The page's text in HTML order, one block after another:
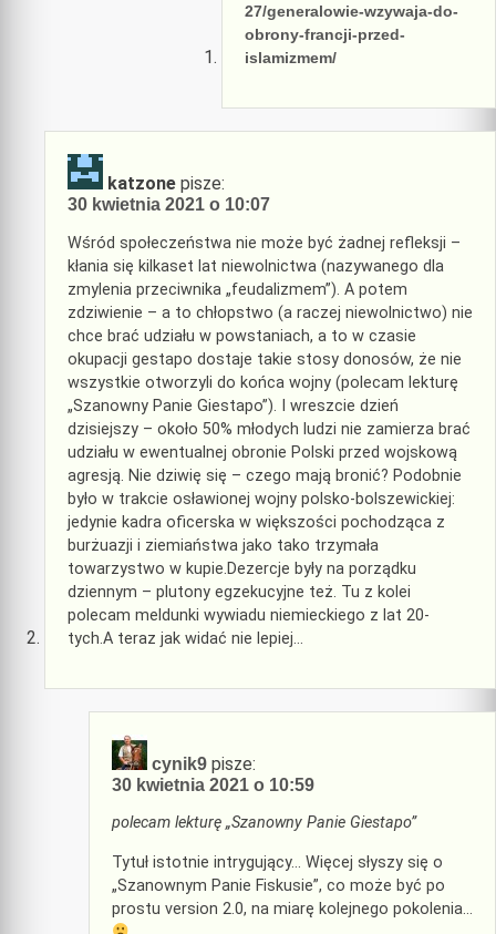
27/generalowie-wzywaja-do-
obrony-francji-przed-
islamizmem/
katzone pisze:
30 kwietnia 2021 o 10:07
Wśród społeczeństwa nie może być żadnej refleksji –
kłania się kilkaset lat niewolnictwa (nazywanego dla
zmylenia przeciwnika „feudalizmem”). A potem
zdziwienie – a to chłopstwo (a raczej niewolnictwo) nie
chce brać udziału w powstaniach, a to w czasie
okupacji gestapo dostaje takie stosy donosów, że nie
wszystkie otworzyli do końca wojny (polecam lekturę
„Szanowny Panie Giestapo”). I wreszcie dzień
dzisiejszy – około 50% młodych ludzi nie zamierza brać
udziału w ewentualnej obronie Polski przed wojskową
agresją. Nie dziwię się – czego mają bronić? Podobnie
było w trakcie osławionej wojny polsko-bolszewickiej:
jedynie kadra oficerska w większości pochodząca z
burżuazji i ziemiaństwa jako tako trzymała
towarzystwo w kupie.Dezercje były na porządku
dziennym – plutony egzekucyjne też. Tu z kolei
polecam meldunki wywiadu niemieckiego z lat 20-
tych.A teraz jak widać nie lepiej…
cynik9 pisze:
30 kwietnia 2021 o 10:59
polecam lekturę „Szanowny Panie Giestapo”
Tytuł istotnie intrygujący… Więcej słyszy się o
„Szanownym Panie Fiskusie”, co może być po
prostu version 2.0, na miarę kolejnego pokolenia…